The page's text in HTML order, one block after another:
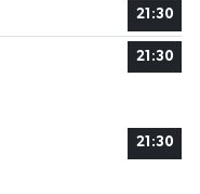
21:30
21:30
21:30